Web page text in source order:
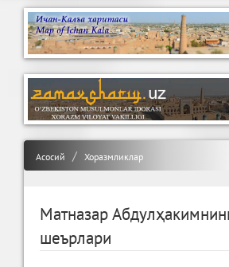
Асосий Хоразмликлар
Матназар
шеърлари